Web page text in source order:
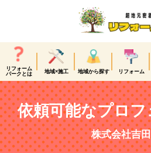
リフォーム
パークとは
地域×施工 地域から探す リフォーム
依頼可能なプロ
株式会社吉